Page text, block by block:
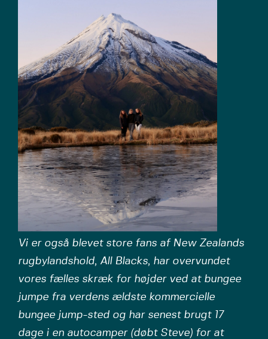
Vi er også blevet store fans af New Zealands
rugbylandshold, All Blacks, har overvundet
vores fælles skræk for højder ved at bungee
jumpe fra verdens ældste kommercielle
bungee jump-sted og har senest brugt 17
dage i en autocamper (døbt Steve) for at